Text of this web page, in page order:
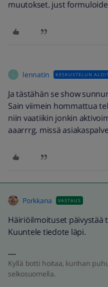
muutokset. just
lennatin KESKUSTELUN
Ja tästähän se show
Sain viimein hommattua
niin vaatiikin jonkin
aaarrrg. missä
Porkkana VASTAUS
Häiriöilmoituset päivystää
Kuuntele tiedote läpi.
Kyllä botti hoitaa, kunhan
selkosuomella.